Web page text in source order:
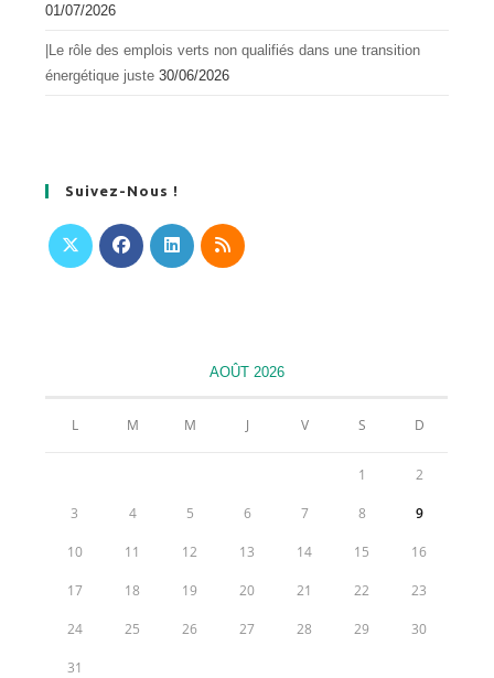
01/07/2026
|Le rôle des emplois verts non qualifiés dans une transition
énergétique juste 30/06/2026
Suivez-Nous !
nouvel
AOÛT 2026
L M M J V S D
1 2
3 4 5 6 7 8 9
10 11 12 13 14 15 16
17 18 19 20 21 22 23
24 25 26 27 28 29 30
31